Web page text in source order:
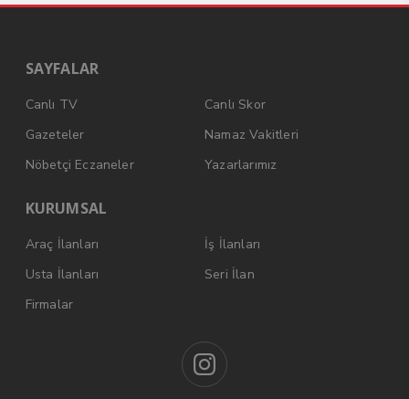
SAYFALAR
Canlı TV
Canlı Skor
Gazeteler
Namaz Vakitleri
Nöbetçi Eczaneler
Yazarlarımız
KURUMSAL
Araç İlanları
İş İlanları
Usta İlanları
Seri İlan
Firmalar